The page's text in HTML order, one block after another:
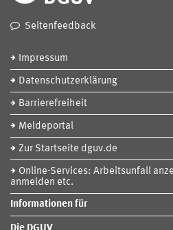
Seitenfeedback
Impressum
Datenschutzerklärung
Barrierefreiheit
Meldeportal
Zur Startseite dguv.de
Online-Services: Arbeitsunfall
anmelden etc.
Informationen für